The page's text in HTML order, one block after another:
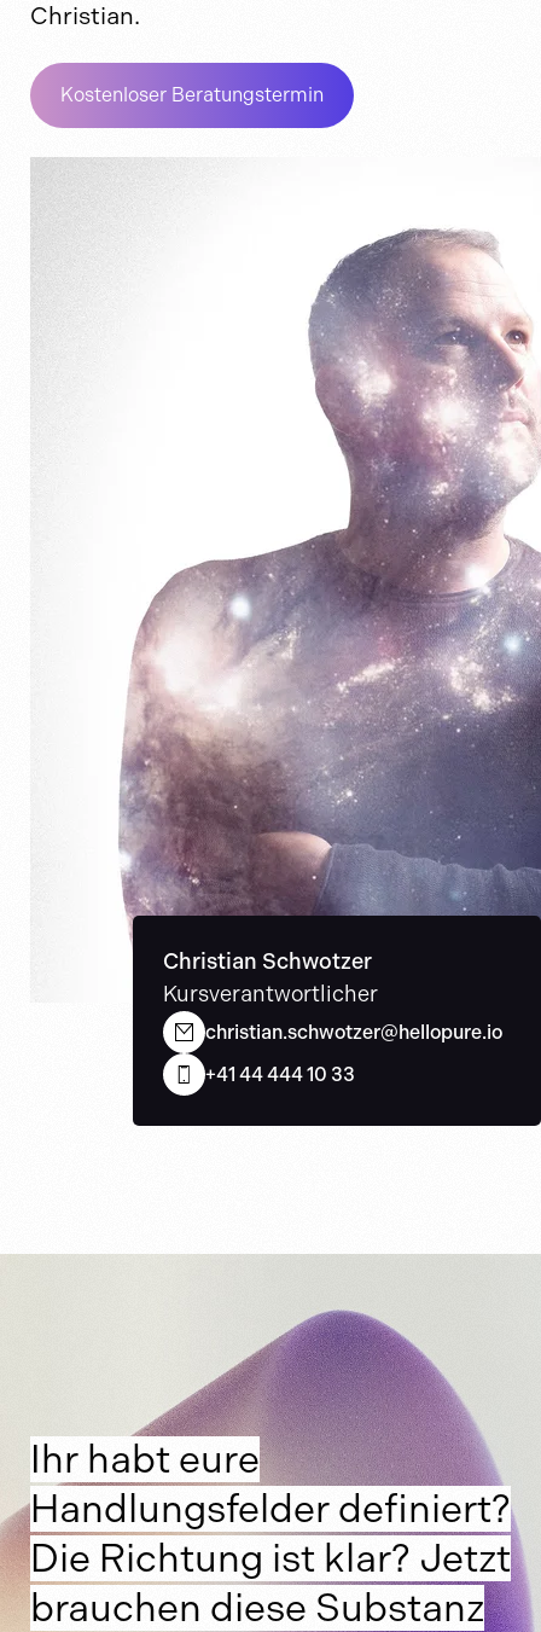
Christian.
Kostenloser Beratungstermin
Christian Schwotzer
Kursverantwortlicher
christian.schwotzer@hellopure.io
+41 44 444 10 33
Ihr habt eure
Handlungsfelder definiert?
Die Richtung ist klar? Jetzt
brauchen diese Substanz